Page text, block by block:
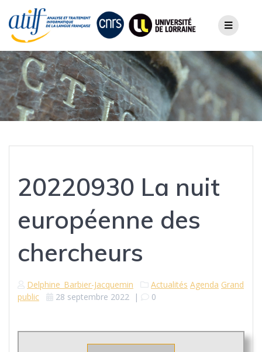
content
20220930 La nuit
européenne des
chercheurs
Delphine_Barbier-Jacquemin Actualités Agenda Grand
public
28 septembre 2022 | 0